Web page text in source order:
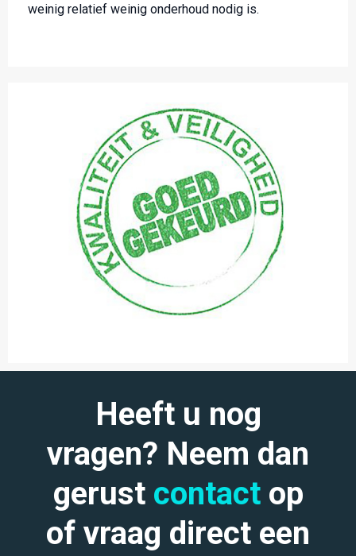
weinig relatief weinig onderhoud nodig is.
Heeft u nog
vragen? Neem dan
gerust contactop
of vraag direct een